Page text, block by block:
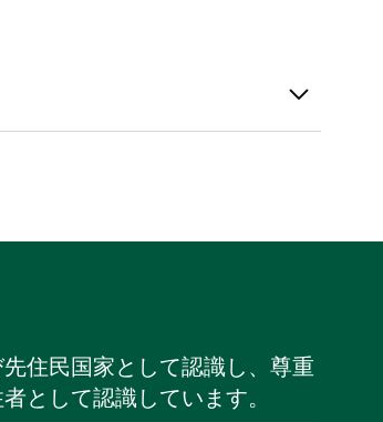
住民国家として認識し、尊重
として認識しています。